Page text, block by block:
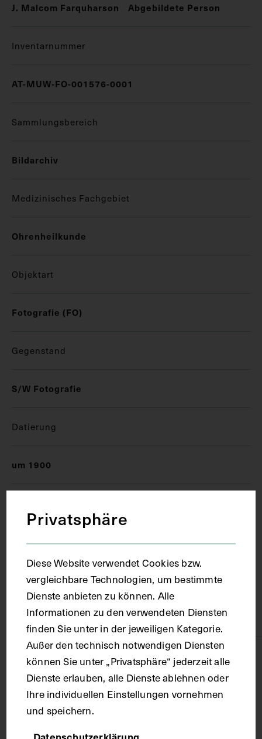
J. Malcom Farquharson
Abgebildete Person
Inventarnummer
AT-MUW-FO-001576-0001
Sammlungsbereich
Bildarchiv
Medizinisches Fachgebiet
Ohrenheilkunde
Objektart
Fotografie (FO)
Gegenstand
S/W Fotografie
Datierung
um 1900
Edinburgh
Material
Karton
Technik
Fotografie
Maße
Privatsphäre
Diese Website verwendet Cookies bzw.
vergleichbare Technologien, um bestimmte
Dienste anbieten zu können. Alle
Informationen zu den verwendeten Diensten
finden Sie unter in der jeweiligen Kategorie.
Außer den technisch notwendigen Diensten
können Sie unter „Privatsphäre“ jederzeit alle
Dienste erlauben, alle Dienste ablehnen oder
Ihre individuellen Einstellungen vornehmen
und speichern.